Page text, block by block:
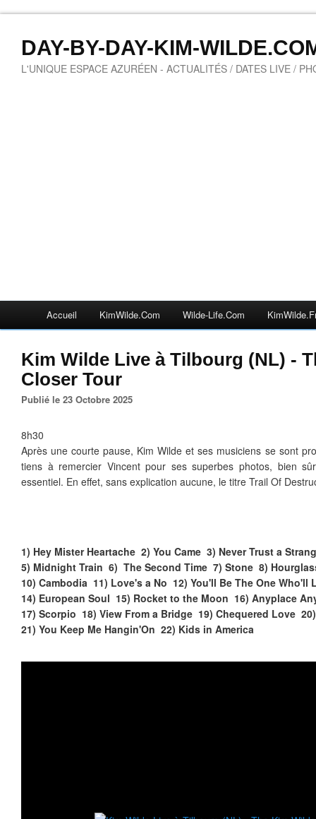
DAY-BY-DAY-KIM-
L'UNIQUE ESPACE AZURÉEN - ACTUALITÉS / DATES LIVE /
Accueil KimWilde.com Wilde-Life.com
Kim Wilde Live à Tilbourg (NL) -
Closer Tour
Publié le 23 Octobre 2025
8h30
Après une courte pause, Kim Wilde et ses musiciens se sont
tiens à remercier Vincent pour ses superbes photos, bien
essentiel. En effet, sans explication aucune, le titre Trail Of
1) Hey Mister Heartache 2) You Came 3) Never Trust a
5) Midnight Train 6) The Second Time 7) Stone 8)
10) Cambodia 11) Love's a No 12) You'll Be The One Who'll
14) European Soul 15) Rocket to the Moon 16) Anyplace
17) Scorpio 18) View From a Bridge 19) Chequered Love
21) You Keep Me Hangin'On 22) Kids in America